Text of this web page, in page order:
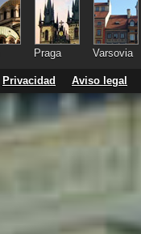
Praga Varsovia
Privacidad Aviso legal